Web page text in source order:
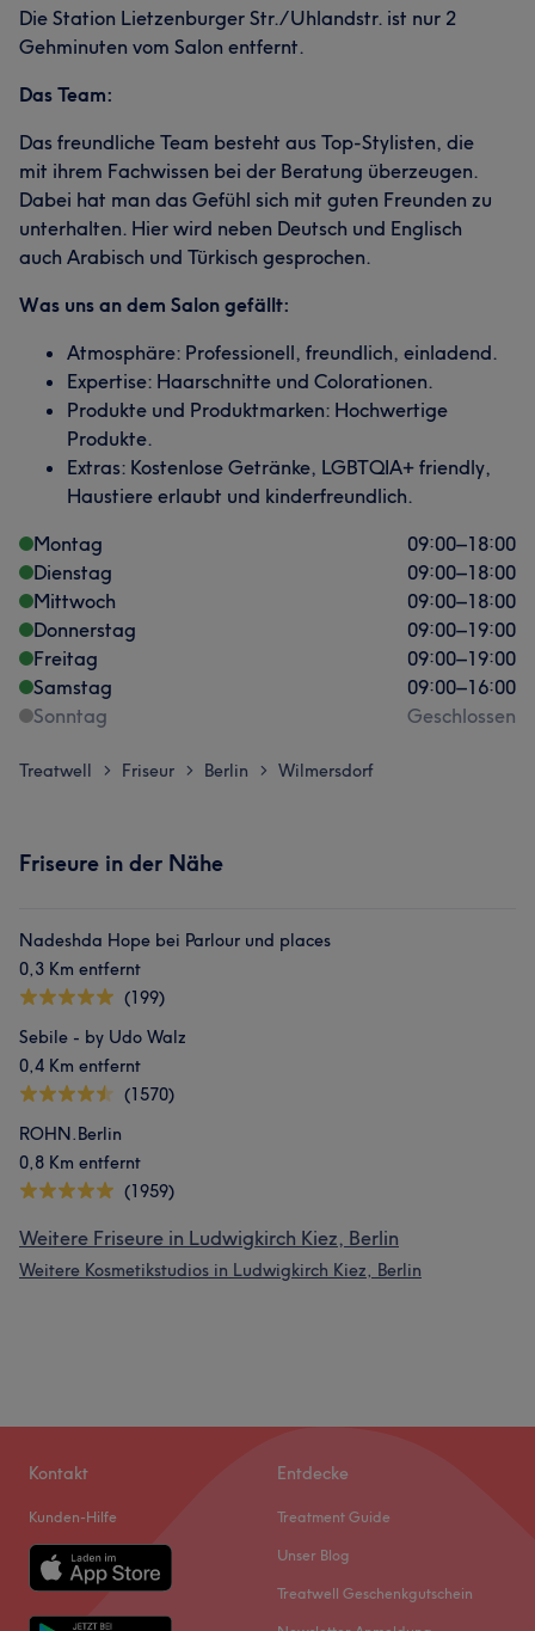
Die Station Lietzenburger Str./Uhlandstr. ist nur 2
Gehminuten vom Salon entfernt.
Das Team:
Das freundliche Team besteht aus Top-Stylisten, die
mit ihrem Fachwissen bei der Beratung überzeugen.
Dabei hat man das Gefühl sich mit guten Freunden zu
unterhalten. Hier wird neben Deutsch und Englisch
auch Arabisch und Türkisch gesprochen.
Was uns an dem Salon gefällt:
Atmosphäre: Professionell, freundlich, einladend.
Expertise: Haarschnitte und Colorationen.
Produkte und Produktmarken: Hochwertige
Produkte.
Extras: Kostenlose Getränke, LGBTQIA+ friendly,
Haustiere erlaubt und kinderfreundlich.
Montag
09:00–18:00
Dienstag
09:00–18:00
Mittwoch
09:00–18:00
Donnerstag
09:00–19:00
Freitag
09:00–19:00
Samstag
09:00–16:00
Sonntag
Geschlossen
Treatwell > Friseur > Berlin > Wilmersdorf
Friseure in der Nähe
Nadeshda Hope bei Parlour und places
0,3 Km entfernt
(199)
Sebile - by Udo Walz
0,4 Km entfernt
(1570)
ROHN.Berlin
0,8 Km entfernt
(1959)
Weitere Friseure in Ludwigkirch Kiez, Berlin
Weitere Kosmetikstudios in Ludwigkirch Kiez, Berlin
Kontakt
Kunden-Hilfe
Entdecke
Treatment Guide
Unser Blog
Treatwell Geschenkgutschein